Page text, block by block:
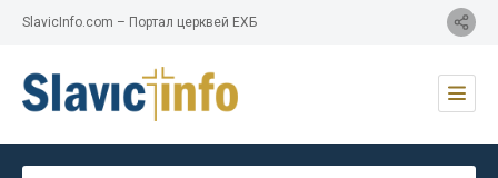
SlavicInfo.com – Портал церквей ЕХБ